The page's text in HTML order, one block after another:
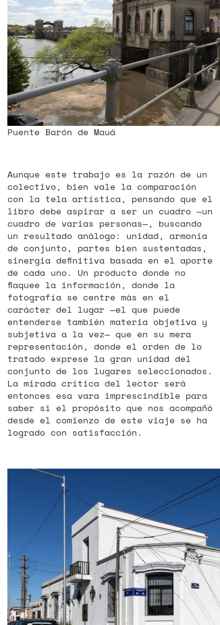
Puente Barón de Mauá
Aunque este trabajo es la razón de un
colectivo, bien vale la comparación
con la tela artística, pensando que el
libro debe aspirar a ser un cuadro —un
cuadro de varias personas—, buscando
un resultado análogo: unidad, armonía
de conjunto, partes bien sustentadas,
sinergia definitiva basada en el aporte
de cada uno. Un producto donde no
flaquee la información, donde la
fotografía se centre más en el
carácter del lugar —el que puede
entenderse también materia objetiva y
subjetiva a la vez— que en su mera
representación, donde el orden de lo
tratado exprese la gran unidad del
conjunto de los lugares seleccionados.
La mirada crítica del lector será
entonces esa vara imprescindible para
saber si el propósito que nos acompañó
desde el comienzo de este viaje se ha
logrado con satisfacción.